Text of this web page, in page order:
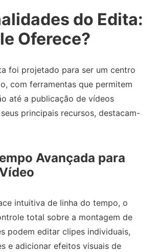
do Edita:
Oferece?
foi projetado para ser um centro
com ferramentas que permitem
até a publicação de vídeos
principais recursos, destacam-
Avançada para
intuitiva de linha do tempo, o
total sobre a montagem de
podem editar clipes individuais,
e adicionar efeitos visuais de